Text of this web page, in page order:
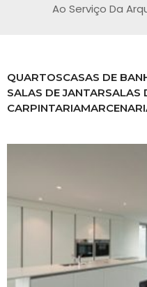
Ao Serviço Da
QUARTOSCASAS DE
SALAS DE JANTARSALAS
CARPINTARIA